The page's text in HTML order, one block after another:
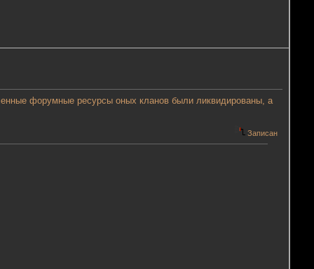
форумные ресурсы оных кланов были ликвидированы, а
Записан